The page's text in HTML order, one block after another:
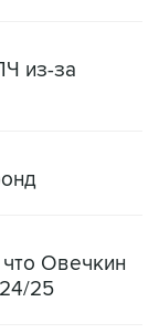
из-за
Овечкин
25